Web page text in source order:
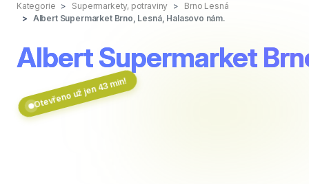
Kategorie Supermarkety, potraviny
Brno Lesná
Albert Supermarket Brno, Lesná, Halasovo nám.
Albert Supermarket
Otevřeno už jen 43 min!